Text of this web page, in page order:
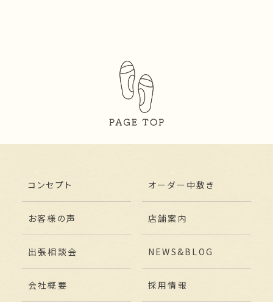
コンセプト オーダー中敷き
お客様の声 店舗案内
出張相談会 NEWS&BLOG
会社概要 採用情報